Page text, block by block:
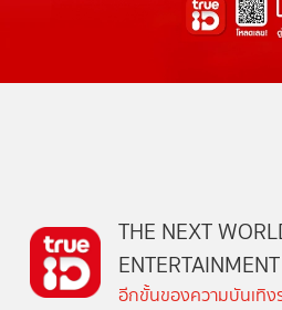
THE NEXT
ENTERTAINMENT
อีกขั้นของความบันเทิง